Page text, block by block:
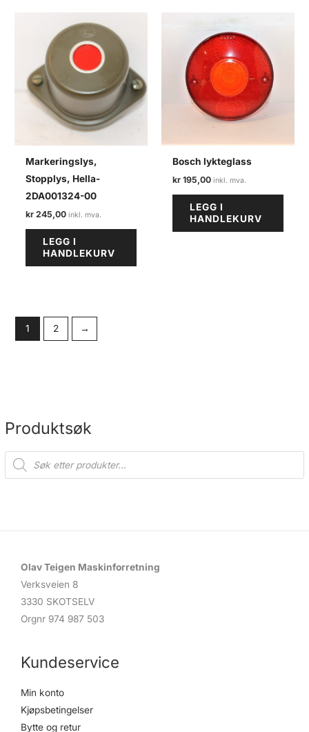
Produktsøk
P
d
Markeringslys,
Stopplys, Hella-
2DA001324-00
kr 245,00
LEGG I
HANDLEKURV
Bosch lykteglass
kr 195,00
LEGG I
HANDLEKURV
1 2 →
Olav Teigen Maskinforretning
Verksveien 8
3330 SKOTSELV
Orgnr 974 987 503
Kundeservice
Min konto
Kjøpsbetingelser
Bytte og retur